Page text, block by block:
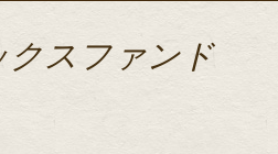
クスファンド